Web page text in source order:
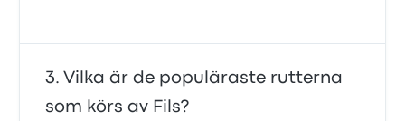
Vilka är de populäraste rutterna
som körs av Fils?